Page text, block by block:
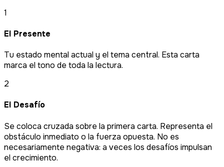
1
El Presente
Tu estado mental actual y el tema central. Esta carta
marca el tono de toda la lectura.
2
El Desafío
Se coloca cruzada sobre la primera carta. Representa el
obstáculo inmediato o la fuerza opuesta. No es
necesariamente negativa: a veces los desafíos impulsan
el crecimiento.